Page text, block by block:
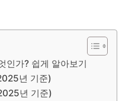
인가? 쉽게 알아보기
년 기준)
년 기준)